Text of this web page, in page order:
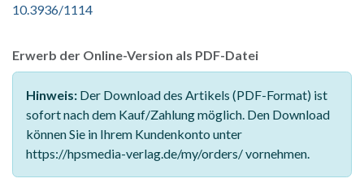
10.3936/1114
Erwerb der Online-Version als PDF-Datei
Hinweis: Der Download des Artikels (PDF-Format) ist
sofort nach dem Kauf/Zahlung möglich. Den Download
können Sie in Ihrem Kundenkonto unter
https://hpsmedia-verlag.de/my/orders/ vornehmen.